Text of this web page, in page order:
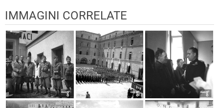
IMMAGINI CORRELATE